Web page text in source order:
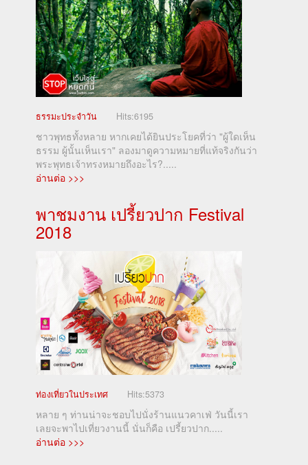
ธรรมะประจำวัน Hits:6195
ชาวพุทธทั้งหลาย หากเคยได้ยินประโยคที่ว่า "ผู้ใดเห็น
ธรรม ผู้นั้นเห็นเรา" ลองมาดูความหมายที่แท้จริงกันว่า
พระพุทธเจ้าทรงหมายถึงอะไร?.....
อ่านต่อ >>>
พาชมงาน เปรี้ยวปาก Festival
2018
ท่องเที่ยวในประเทศ Hits:5373
หลาย ๆ ท่านน่าจะชอบไปนั่งร้านแนวคาเฟ่ วันนี้เรา
เลยจะพาไปเที่ยวงานนี้ นั่นก็คือ เปรี้ยวปาก.....
อ่านต่อ >>>